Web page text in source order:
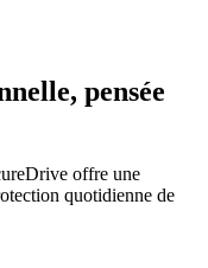
pensée
offre une
quotidienne de